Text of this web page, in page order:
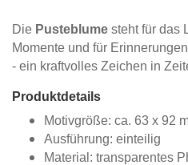
Die Pusteblume steht für das
Momente und für
- ein kraftvolles Zeichen in
Produktdetails
Motivgröße: ca. 63 x 92
Ausführung: einteilig
Material: transparentes